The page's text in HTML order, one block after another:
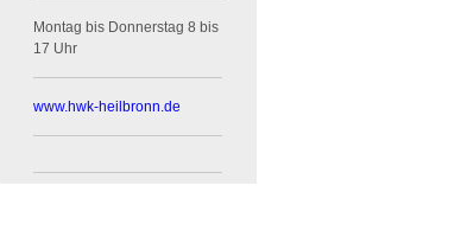
Montag bis Donnerstag 8 bis
17 Uhr
www.hwk-heilbronn.de